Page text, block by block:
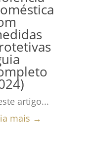
artigo...
mais →